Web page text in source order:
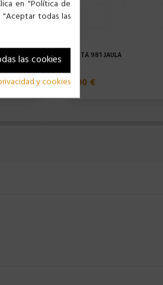
GANCHO 701 JAULAS PASO ESTRECHO HÁMSTER -... CUBETA 981 JAULA
10,00 €
en "Política de
todas las
las cookies
y cookies